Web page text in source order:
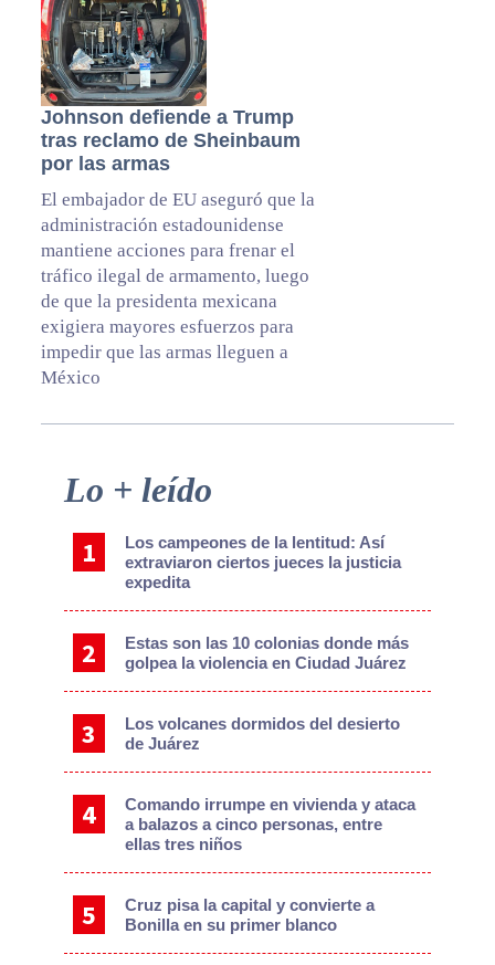
Johnson defiende a Trump
tras reclamo de Sheinbaum
por las armas
El embajador de EU aseguró que la
administración estadounidense
mantiene acciones para frenar el
tráfico ilegal de armamento, luego
de que la presidenta mexicana
exigiera mayores esfuerzos para
impedir que las armas lleguen a
México
Primary
Lo + leído
Los campeones de la lentitud: Así
extraviaron ciertos jueces la justicia
expedita
Estas son las 10 colonias donde más
golpea la violencia en Ciudad Juárez
Los volcanes dormidos del desierto
de Juárez
Comando irrumpe en vivienda y ataca
a balazos a cinco personas, entre
ellas tres niños
Cruz pisa la capital y convierte a
Bonilla en su primer blanco